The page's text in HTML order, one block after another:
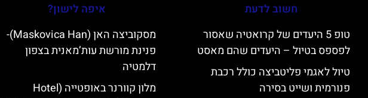
חשוב לדעת
טופ 5 היעדים של קרואטיה שאסור
לפספס בטיול – היעדים שהם מאסט
טיול לאגמי פליטביצה כולל רכבת
פנורמית ושייט בסירה
איפה לישון?
מסקוביצה האן (Maskovica Han)-
פנינת מורשת עות’מאנית בצפון
דלמטיה
מלון קוורנר באופטייה (Hotel